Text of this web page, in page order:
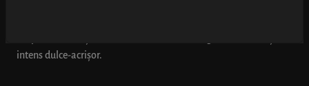
intens dulce-acrișor.